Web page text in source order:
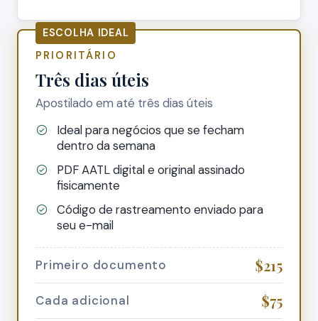
ESCOLHA IDEAL
PRIORITÁRIO
Três dias úteis
Apostilado em até três dias úteis
Ideal para negócios que se fecham
dentro da semana
PDF AATL digital e original assinado
fisicamente
Código de rastreamento enviado para
seu e-mail
Primeiro documento $215
Cada adicional $75